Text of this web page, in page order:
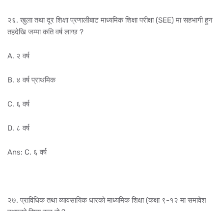
२६. खुला तथा दूर शिक्षा प्रणालीबाट माध्यमिक शिक्षा परीक्षा (SEE) मा सहभागी हुन
तहदेखि जम्मा कति वर्ष लाग्छ ?
A. २ वर्ष
B. ४ वर्ष प्राथमिक
C. ६ वर्ष
D. ८ वर्ष
Ans: C. ६ वर्ष
२७. प्राविधिक तथा व्यावसायिक धारको माध्यमिक शिक्षा (कक्षा ९-१२ मा समावेश